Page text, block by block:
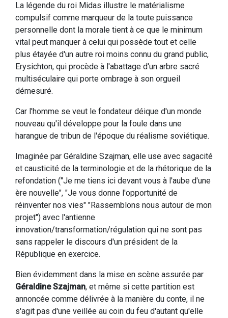
La légende du roi Midas illustre le matérialisme
compulsif comme marqueur de la toute puissance
personnelle dont la morale tient à ce que le minimum
vital peut manquer à celui qui possède tout et celle
plus étayée d'un autre roi moins connu du grand public,
Erysichton, qui procède à l'abattage d'un arbre sacré
multiséculaire qui porte ombrage à son orgueil
démesuré.
Car l'homme se veut le fondateur déique d'un monde
nouveau qu'il développe pour la foule dans une
harangue de tribun de l'époque du réalisme soviétique.
Imaginée par Géraldine Szajman, elle use avec sagacité
et causticité de la terminologie et de la rhétorique de la
refondation ("Je me tiens ici devant vous à l'aube d'une
ère nouvelle", "Je vous donne l'opportunité de
réinventer nos vies" "Rassemblons nous autour de mon
projet") avec l'antienne
innovation/transformation/régulation qui ne sont pas
sans rappeler le discours d'un président de la
République en exercice.
Bien évidemment dans la mise en scène assurée par
Géraldine Szajman, et même si cette partition est
annoncée comme délivrée à la manière du conte, il ne
s'agit pas d'une veillée au coin du feu d'autant qu'elle